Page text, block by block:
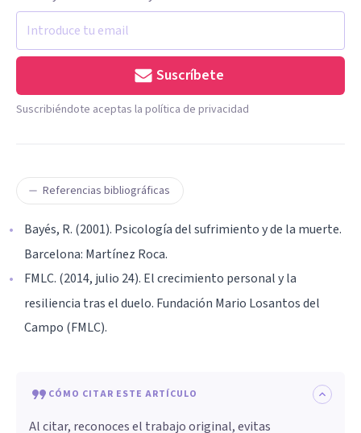
Suscríbete
Suscribiéndote aceptas la política de privacidad
Referencias bibliográficas
Bayés, R. (2001). Psicología del sufrimiento y de la muerte.
Barcelona: Martínez Roca.
FMLC. (2014, julio 24). El crecimiento personal y la
resiliencia tras el duelo. Fundación Mario Losantos del
Campo (FMLC).
CÓMO CITAR ESTE ARTÍCULO
Al citar, reconoces el trabajo original, evitas